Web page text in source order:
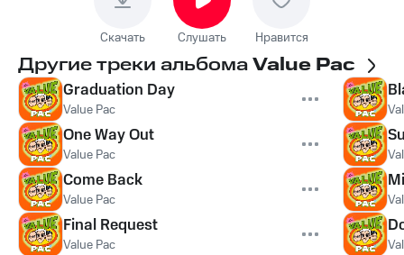
Скачать Слушать Нравится
Другие треки альбомаValue Pac
Graduation Day
Value Pac
One Way Out
Value Pac
Come Back
Value Pac
Final Request
Value Pac